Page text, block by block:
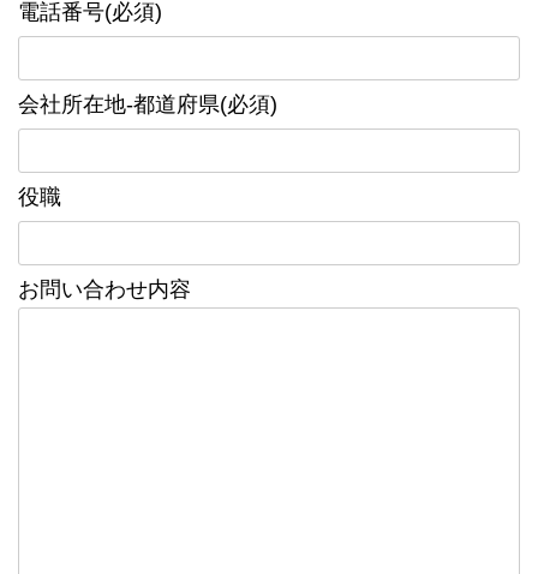
電話番号(必須)
会社所在地-都道府県(必須)
役職
お問い合わせ内容